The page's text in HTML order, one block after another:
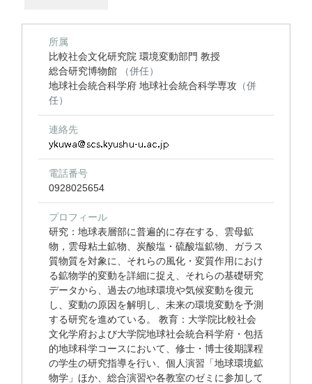
所属
比較社会文化研究院 環境変動部門 教授
総合研究博物館
（併任）
地球社会統合科学府 地球社会統合科学専攻 （併
任）
連絡先
電話番号
0928025654
プロフィール
研究：地球表層部に普遍的に存在する、雲母鉱
物，雲母粘土鉱物、炭酸塩・硫酸塩鉱物、ガラス
質物質を対象に、それらの風化・変質作用におけ
る鉱物学的変動を詳細に捉え、それらの基礎研究
データから、過去の地球環境や気候変動を復元
し、変動の原因を解明し、未来の環境変動を予測
する研究を進めている。 教育：大学院比較社会
文化学府および大学院地球社会統合科学府・包括
的地球科学コースにおいて、修士・博士後期課程
の学生の研究指導を行い、個人演習「地球環境鉱
物学」ほか、総合演習や各教室のゼミに参加して